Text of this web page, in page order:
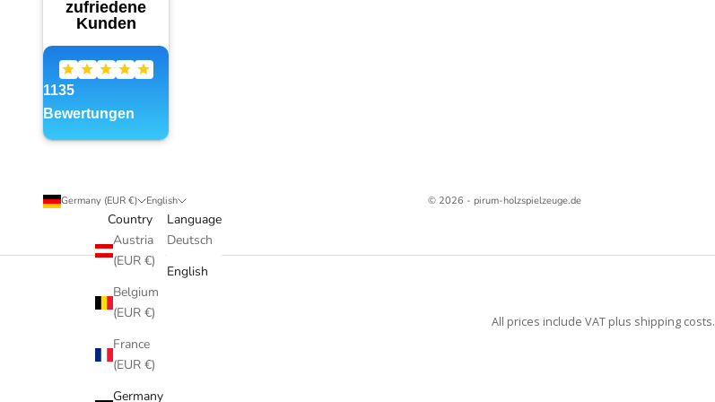
Germany (EUR €)
Country
Austria
(EUR €)
Belgium
(EUR €)
France
(EUR €)
Germany
English
Language
Deutsch
English
© 2026 - pirum-holzspielzeuge.de
All prices include VAT plus shipping costs.